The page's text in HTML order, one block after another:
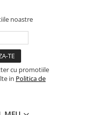
noastre
cu promotiile
in Politica de